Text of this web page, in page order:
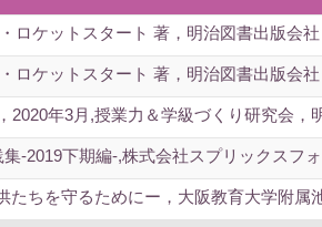
ロケットスタート 著，明治図書出版会
ロケットスタート 著，明治図書出版会
年3月,授業力＆学級づくり研究会，
-2019下期編-,株式会社スプリックスフ
ちを守るためにー，大阪教育大学附属